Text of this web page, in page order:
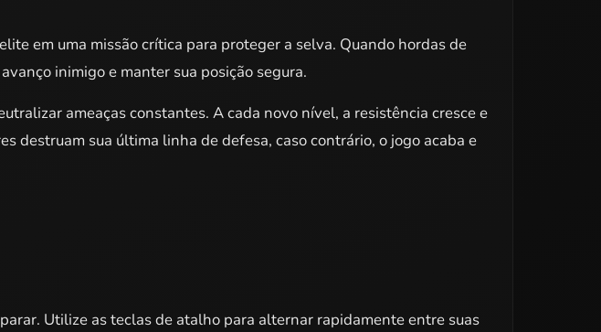
em uma missão crítica para proteger a selva. Quando hordas de
inimigo e manter sua posição segura.
ameaças constantes. A cada novo nível, a resistência cresce e
destruam sua última linha de defesa, caso contrário, o jogo acaba e
Utilize as teclas de atalho para alternar rapidamente entre suas